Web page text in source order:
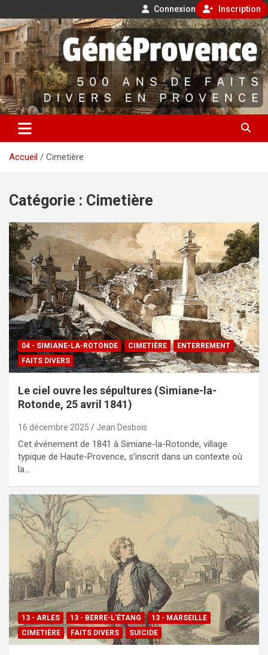
Connexion Inscription
Aller
au
contenu
GénéProvence
500 ans de faits divers en Provence
Accueil Cimetière
Catégorie : Cimetière
04 - SIMIANE-LA-ROTONDE CIMETIÈRE
ENTERREMENT
FAITS DIVERS
Le ciel ouvre les sépultures (Simiane-la-
Rotonde, 25 avril 1841)
16 décembre 2025 Jean Desbois
Cet événement de 1841 à Simiane-la-Rotonde, village
typique de Haute-Provence, s’inscrit dans un contexte où
la…
13 - ARLES 13 - BERRE-L'ÉTANG
13 - MARSEILLE
CIMETIÈRE
FAITS DIVERS SUICIDE